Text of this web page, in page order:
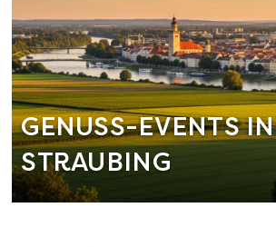
GENUSS-EVENTS IN
STRAUBING